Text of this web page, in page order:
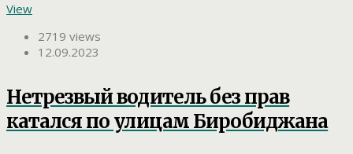
View
2719 views
12.09.2023
Нетрезвый водитель без прав
катался по улицам Биробиджана